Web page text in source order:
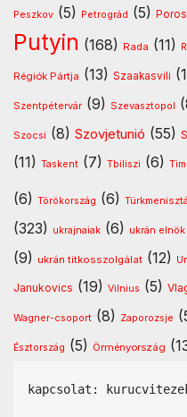
Peszkov (5) Petrográd (5)
Putyin (168) Rada (11)
Régiók Pártja (13) Szaakasvili
Szentpétervár (9) Szevasztopol
Szocsi (8) Szovjetunió (55)
(11) Taskent (7) Tbiliszi (6)
(6) Törökország (6)
(323) ukrajnaiak (6) ukrán elnök
(9) ukrán titkosszolgálat (12)
Janukovics (19) Vilnius (5)
Wagner-csoport (8) Zaporozsje
Észtország (5) Örményország
kapcsolat: